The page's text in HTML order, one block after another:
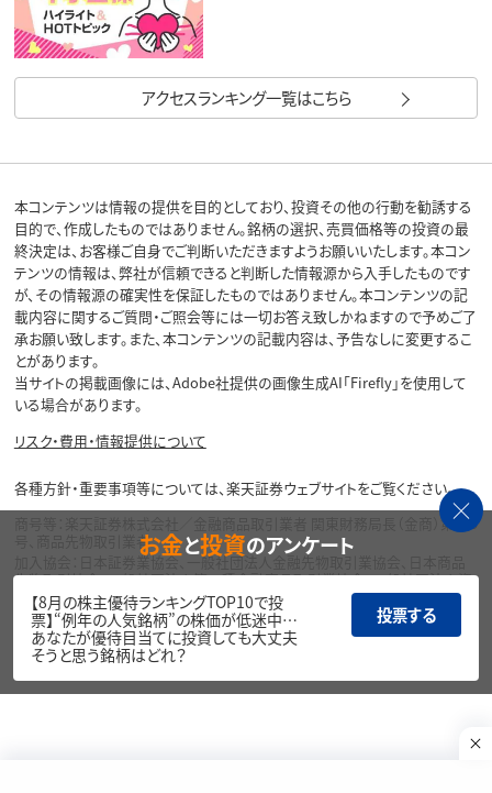
アクセスランキング一覧はこちら
本コンテンツは情報の提供を目的としており、投資その他の行動を勧誘する
目的で、作成したものではありません。銘柄の選択、売買価格等の投資の最
終決定は、お客様ご自身でご判断いただきますようお願いいたします。本コン
テンツの情報は、弊社が信頼できると判断した情報源から入手したものです
が、その情報源の確実性を保証したものではありません。本コンテンツの記
載内容に関するご質問・ご照会等には一切お答え致しかねますので予めご了
承お願い致します。また、本コンテンツの記載内容は、予告なしに変更するこ
とがあります。
当サイトの掲載画像には、Adobe社提供の画像生成AI「Firefly」を使用して
いる場合があります。
リスク・費用・情報提供について
各種方針・重要事項等については、楽天証券ウェブサイトをご覧ください。
商号等：楽天証券株式会社／金融商品取引業者 関東財務局長（金商）第195
号、商品先物取引業者
加入協会：日本証券業協会、一般社団法人金融先物取引業協会、日本商品
先物取引協会、一般社団法人第二種金融商品取引業協会、一般社団法人資
産運用業協会
Copyright©
1999-2026 Rakuten Securities, Inc. All
Rights Reserved.
お金と投資のアンケート
【8月の株主優待ランキングTOP10で投
票】“例年の人気銘柄”の株価が低迷中…
あなたが優待目当てに投資しても大丈夫
そうと思う銘柄はどれ？
投票する